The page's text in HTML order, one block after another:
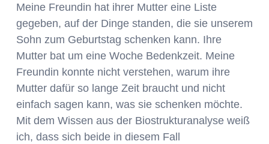
Meine Freundin hat ihrer Mutter eine Liste
gegeben, auf der Dinge standen, die sie unserem
Sohn zum Geburtstag schenken kann. Ihre
Mutter bat um eine Woche Bedenkzeit. Meine
Freundin konnte nicht verstehen, warum ihre
Mutter dafür so lange Zeit braucht und nicht
einfach sagen kann, was sie schenken möchte.
Mit dem Wissen aus der Biostrukturanalyse weiß
ich, dass sich beide in diesem Fall